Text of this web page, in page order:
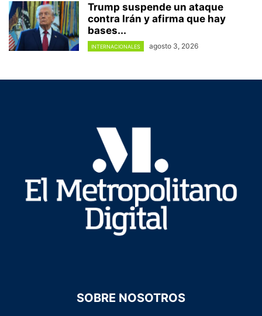
Trump suspende un ataque
contra Irán y afirma que hay
bases...
INTERNACIONALES agosto 3, 2026
SOBRE NOSOTROS